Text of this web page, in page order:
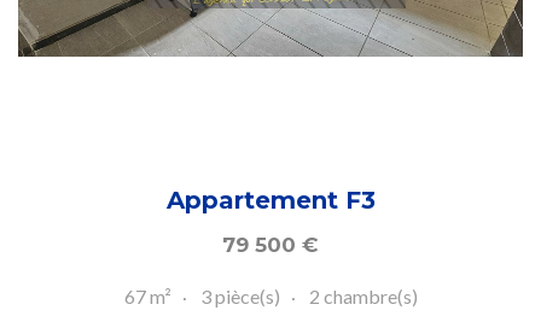
Appartement F3
79 500 €
67 m² 3 pièce(s)
2 chambre(s)